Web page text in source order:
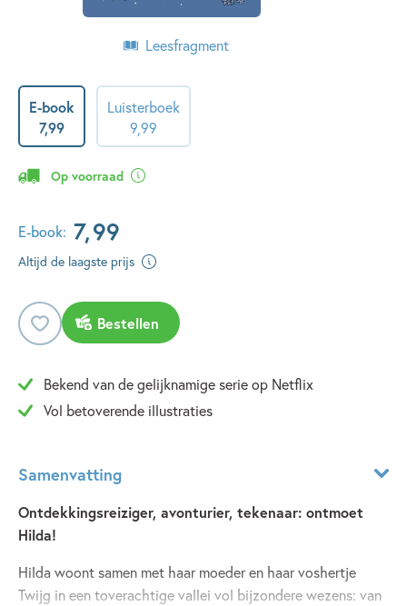
Leesfragment
E-book
7,99
Luisterboek
999
Op voorraad
E-book: 7,99
Altijd de laagste prijs
Bestellen
Bekend van de gelijknamige serie op Netflix
Vol betoverende illustraties
Samenvatting
Ontdekkingsreiziger, avonturier, tekenaar: ontmoet
Hilda!
Hilda woont samen met haar moeder en haar voshertje
Twijg in een toverachtige vallei vol bijzondere wezens: van